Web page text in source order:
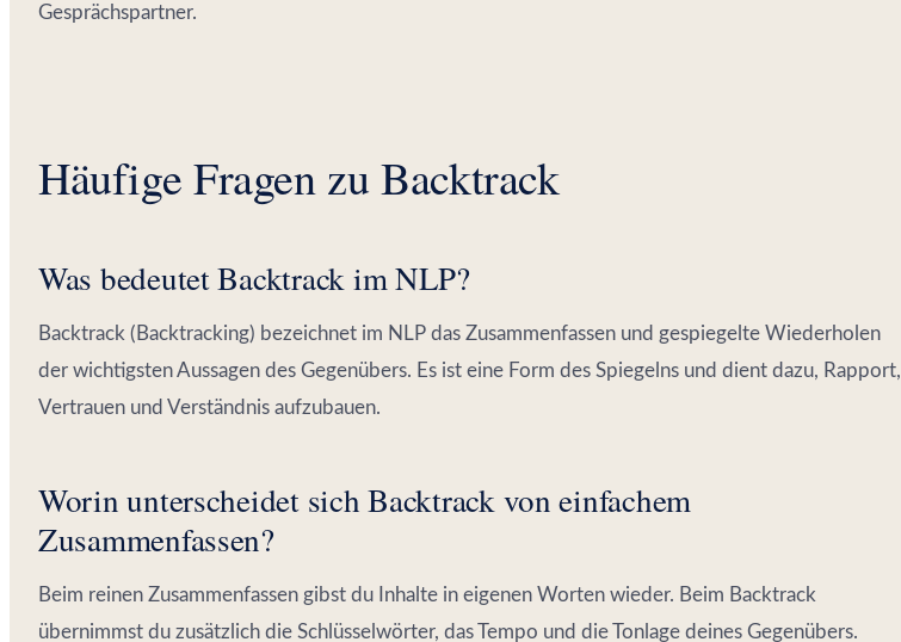
Gesprächspartner.
Häufige Fragen zu Backtrack
Was bedeutet Backtrack im NLP?
Backtrack (Backtracking) bezeichnet im NLP das Zusammenfassen und gespiegelte Wiederholen
der wichtigsten Aussagen des Gegenübers. Es ist eine Form des Spiegelns und dient dazu, Rapport,
Vertrauen und Verständnis aufzubauen.
Worin unterscheidet sich Backtrack von einfachem
Zusammenfassen?
Beim reinen Zusammenfassen gibst du Inhalte in eigenen Worten wieder. Beim Backtrack
übernimmst du zusätzlich die Schlüsselwörter, das Tempo und die Tonlage deines Gegenübers.